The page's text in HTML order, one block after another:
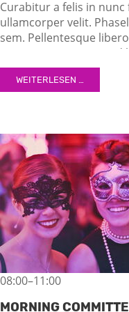
Curabitur a felis in
ullamcorper velit.
sem. Pellentesque
semper nec, quam.
egestas, augue at
WEITERLESEN …
08:00–11:00
MORNING